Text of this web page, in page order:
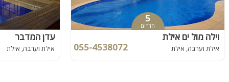
5
חדרים
וילה מול ים אילת
אילת וערבה, אילת 055-4538072
עדן המדבר
אילת וערבה, אילת